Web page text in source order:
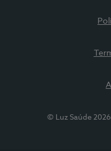
© Luz Saúde